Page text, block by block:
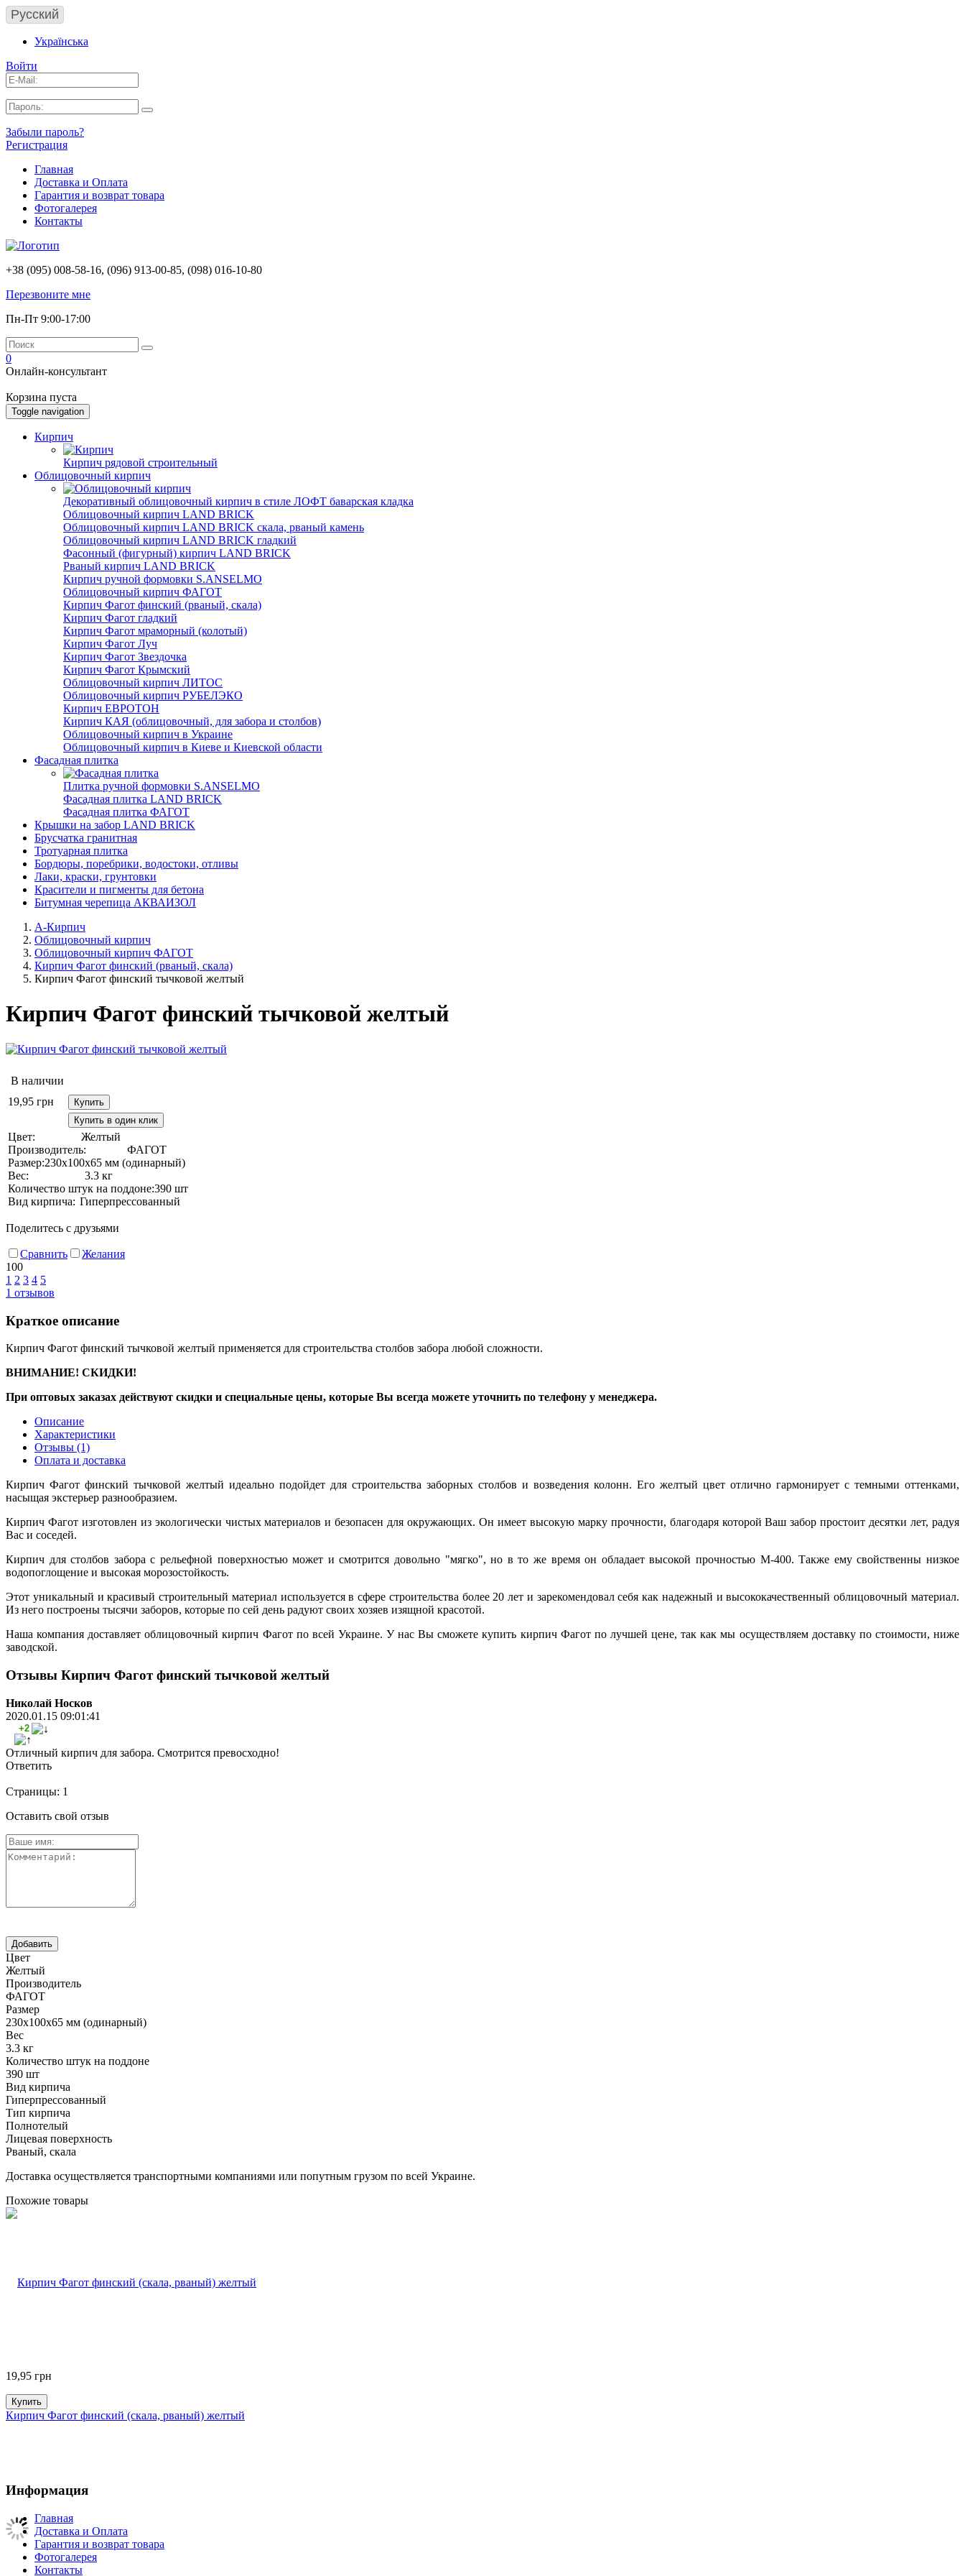
Русский
Українська
Войти
Забыли пароль?
Регистрация
Главная
Доставка и Оплата
Гарантия и возврат товара
Фотогалерея
Контакты
+38 (095) 008-58-16, (096) 913-00-85, (098) 016-10-80
Перезвоните мне
Пн-Пт 9:00-17:00
0
Онлайн-консультант
Корзина пуста
Toggle navigation
Кирпич
Кирпич рядовой строительный
Облицовочный кирпич
Декоративный облицовочный кирпич в стиле ЛОФТ баварская кладка
Облицовочный кирпич LAND BRICK
Облицовочный кирпич LAND BRICK скала, рваный камень
Облицовочный кирпич LAND BRICK гладкий
Фасонный (фигурный) кирпич LAND BRICK
Рваный кирпич LAND BRICK
Кирпич ручной формовки S.ANSELMO
Облицовочный кирпич ФАГОТ
Кирпич Фагот финский (рваный, скала)
Кирпич Фагот гладкий
Кирпич Фагот мраморный (колотый)
Кирпич Фагот Луч
Кирпич Фагот Звездочка
Кирпич Фагот Крымский
Облицовочный кирпич ЛИТОС
Облицовочный кирпич РУБЕЛЭКО
Кирпич ЕВРОТОН
Кирпич КАЯ (облицовочный, для забора и столбов)
Облицовочный кирпич в Украине
Облицовочный кирпич в Киеве и Киевской области
Фасадная плитка
Плитка ручной формовки S.ANSELMO
Фасадная плитка LAND BRICK
Фасадная плитка ФАГОТ
Крышки на забор LAND BRICK
Брусчатка гранитная
Тротуарная плитка
Бордюры, поребрики, водостоки, отливы
Лаки, краски, грунтовки
Красители и пигменты для бетона
Битумная черепица АКВАИЗОЛ
А-Кирпич
Облицовочный кирпич
Облицовочный кирпич ФАГОТ
Кирпич Фагот финский (рваный, скала)
Кирпич Фагот финский тычковой желтый
Кирпич Фагот финский тычковой желтый
В наличии
19,95 грн
Купить
Купить в один клик
Цвет:
Желтый
Производитель:
ФАГОТ
Размер:230х100х65 мм (одинарный)
Вес:
3.3 кг
Количество штук на поддоне:390 шт
Вид кирпича: Гиперпрессованный
Поделитесь с друзьями
Сравнить
Желания
100
1 2 3 4 5
1 отзывов
Краткое описание
Кирпич Фагот финский тычковой желтый применяется для строительства столбов забора любой сложности.
ВНИМАНИЕ! СКИДКИ!
При оптовых заказах действуют скидки и специальные цены, которые Вы всегда можете уточнить по телефону у менеджера.
Описание
Характеристики
Отзывы (1)
Оплата и доставка
Кирпич Фагот финский тычковой желтый идеально подойдет для строительства заборных столбов и возведения колонн. Его желтый цвет отлично гармонирует с темными оттенками,
насыщая экстерьер разнообразием.
Кирпич Фагот изготовлен из экологически чистых материалов и безопасен для окружающих. Он имеет высокую марку прочности, благодаря которой Ваш забор простоит десятки лет, радуя
Вас и соседей.
Кирпич для столбов забора с рельефной поверхностью может и смотрится довольно "мягко", но в то же время он обладает высокой прочностью М-400. Также ему свойственны низкое
водопоглощение и высокая морозостойкость.
Этот уникальный и красивый строительный материал используется в сфере строительства более 20 лет и зарекомендовал себя как надежный и высококачественный облицовочный материал.
Из него построены тысячи заборов, которые по сей день радуют своих хозяев изящной красотой.
Наша компания доставляет облицовочный кирпич Фагот по всей Украине. У нас Вы сможете купить кирпич Фагот по лучшей цене, так как мы осуществляем доставку по стоимости, ниже
заводской.
Отзывы Кирпич Фагот финский тычковой желтый
Николай Носков
2020.01.15 09:01:41
+2
Отличный кирпич для забора. Смотрится превосходно!
Ответить
Страницы: 1
Оставить свой отзыв
Цвет
Желтый
Производитель
ФАГОТ
Размер
230х100х65 мм (одинарный)
Вес
3.3 кг
Количество штук на поддоне
390 шт
Вид кирпича
Гиперпрессованный
Тип кирпича
Полнотелый
Лицевая поверхность
Рваный, скала
Доставка осуществляется транспортными компаниями или попутным грузом по всей Украине.
Похожие товары
19,95 грн
Купить
Кирпич Фагот финский (скала, рваный) желтый
Информация
Главная
Доставка и Оплата
Гарантия и возврат товара
Фотогалерея
Контакты